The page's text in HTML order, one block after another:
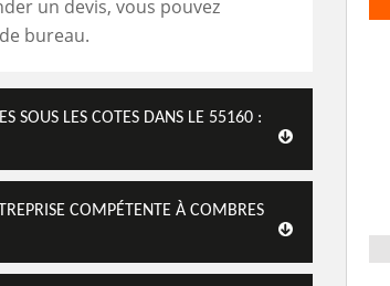
un devis, vous pouvez
bureau.
SOUS LES COTES DANS LE 55160 :
COMPÉTENTE À COMBRES